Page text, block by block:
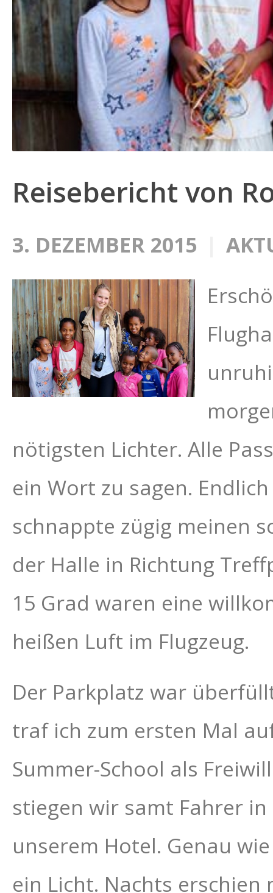
Reisebericht von
3. DEZEMBER 2015
nötigsten Lichter. Alle
ein Wort zu sagen.
schnappte zügig meinen
der Halle in Richtung
15 Grad waren eine
heißen Luft im Flugzeug.
Der Parkplatz war
traf ich zum ersten Mal
Summer-School als
stiegen wir samt Fahrer
unserem Hotel. Genau
ein Licht. Nachts